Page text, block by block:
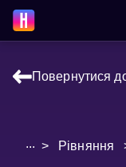
Повернутися
... > Рівняння